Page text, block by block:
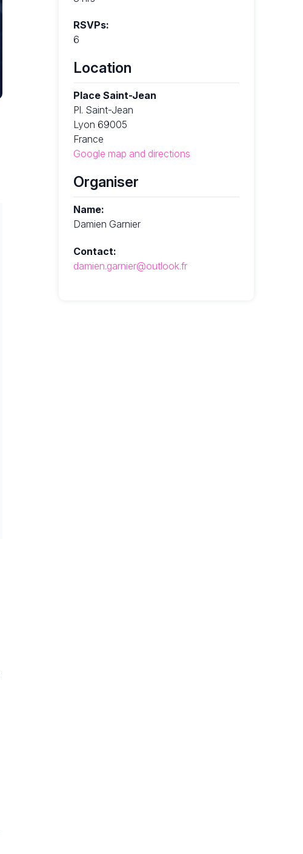
RSVPs:
6
Location
Place Saint-Jean
Pl. Saint-Jean
Lyon 69005
France
Google map and directions
Organiser
Name:
Damien Garnier
Contact:
damien.garnier@outlook.fr